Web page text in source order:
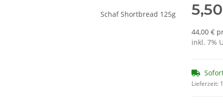
44,00 €
inkl. 7%
Lieferzeit: